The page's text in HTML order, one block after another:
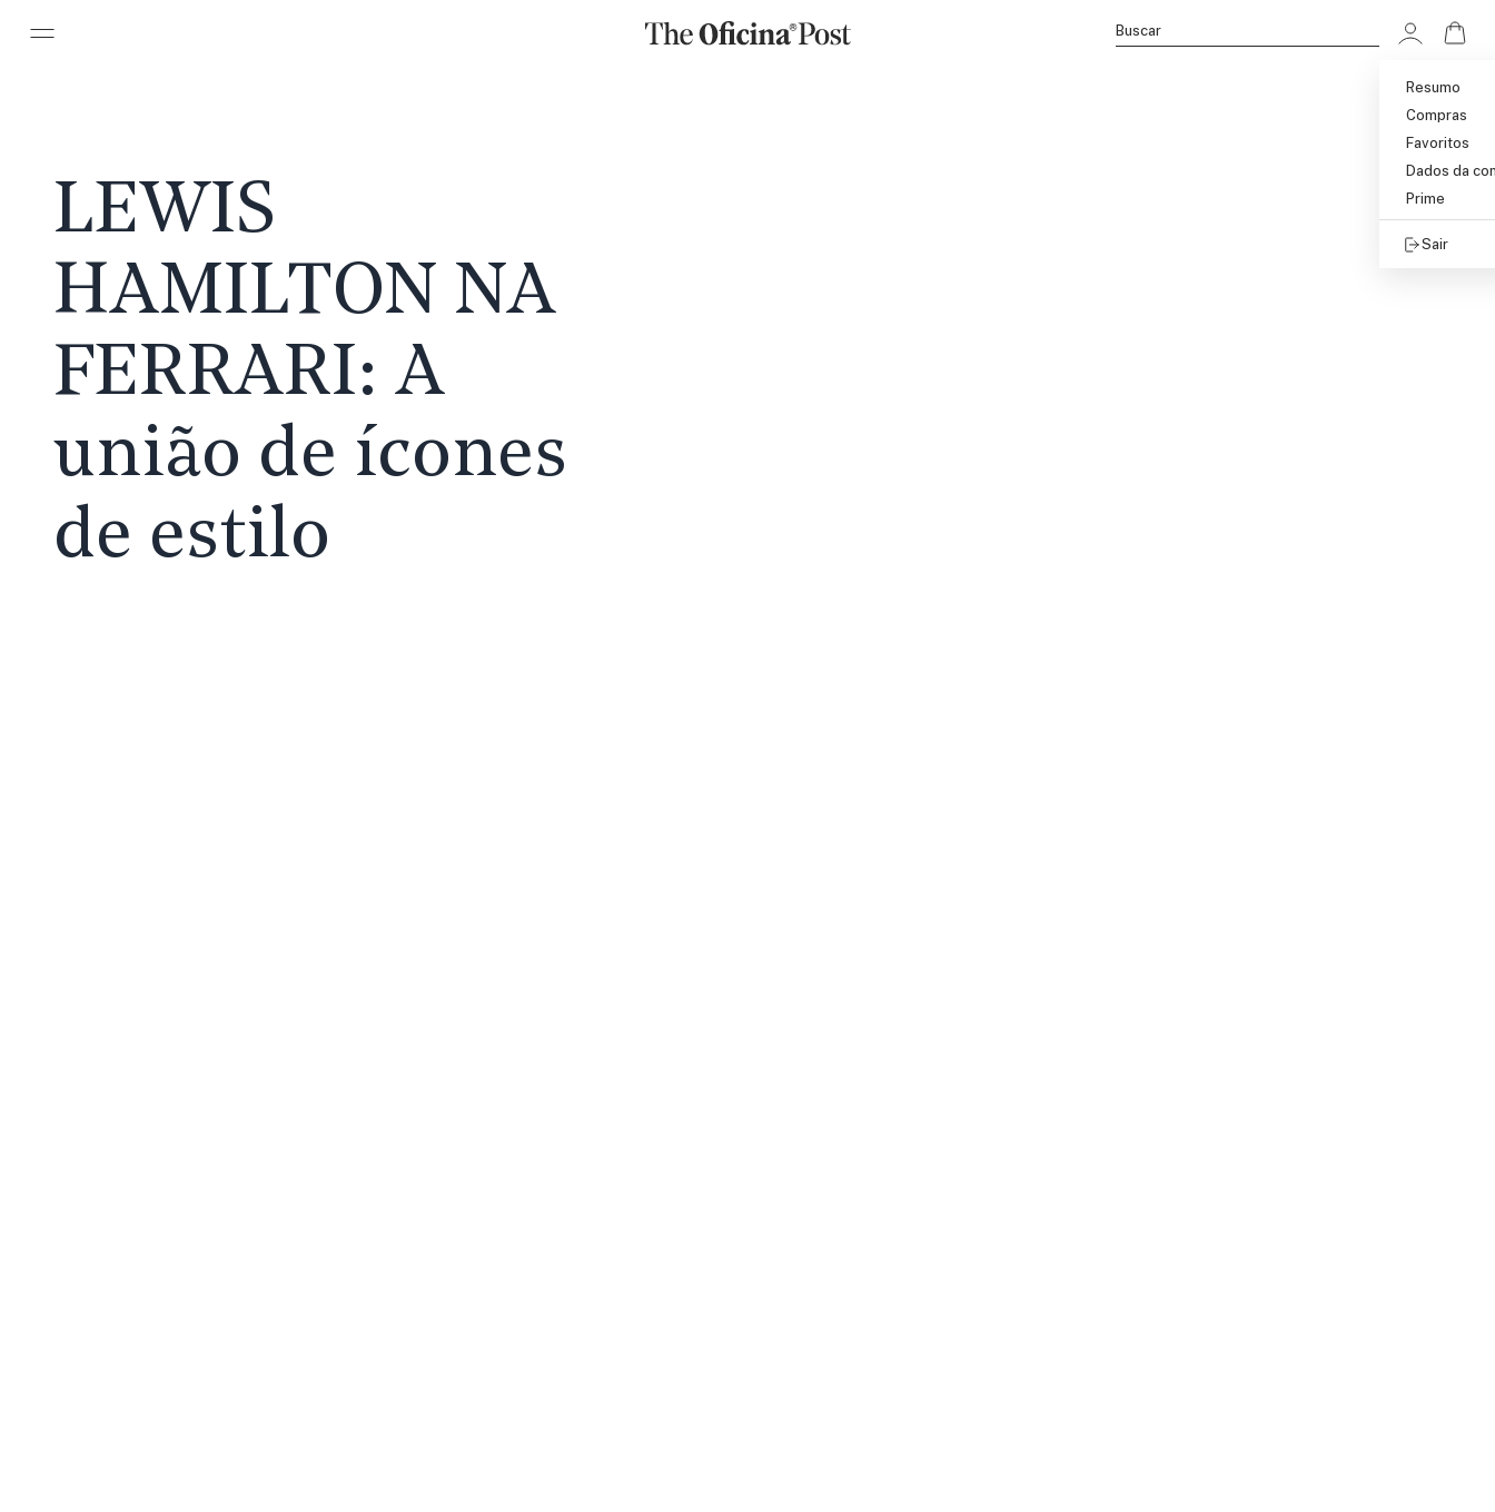
Buscar
Resumo
Compras
Favoritos
Dados da
Prime
Sair
Ir
LEWIS
HAMILTON NA
FERRARI: A
união de ícones
de estilo